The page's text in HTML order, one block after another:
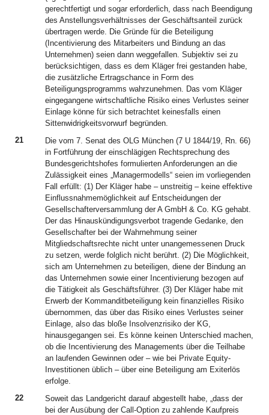
gerechtfertigt und sogar erforderlich, dass nach Beendigung
des Anstellungsverhältnisses der Geschäftsanteil zurück
übertragen werde. Die Gründe für die Beteiligung
(Incentivierung des Mitarbeiters und Bindung an das
Unternehmen) seien dann weggefallen. Subjektiv sei zu
berücksichtigen, dass es dem Kläger frei gestanden habe,
die zusätzliche Ertragschance in Form des
Beteiligungsprogramms wahrzunehmen. Das vom Kläger
eingegangene wirtschaftliche Risiko eines Verlustes seiner
Einlage könne für sich betrachtet keinesfalls einen
Sittenwidrigkeitsvorwurf begründen.
21
Die vom 7. Senat des OLG München (7 U 1844/19, Rn. 66)
in Fortführung der einschlägigen Rechtsprechung des
Bundesgerichtshofes formulierten Anforderungen an die
Zulässigkeit eines „Managermodells“ seien im vorliegenden
Fall erfüllt: (1) Der Kläger habe – unstreitig – keine effektive
Einflussnahmemöglichkeit auf Entscheidungen der
Gesellschafterversammlung der A GmbH & Co. KG gehabt.
Der das Hinauskündigungsverbot tragende Gedanke, den
Gesellschafter bei der Wahrnehmung seiner
Mitgliedschaftsrechte nicht unter unangemessenen Druck
zu setzen, werde folglich nicht berührt. (2) Die Möglichkeit,
sich am Unternehmen zu beteiligen, diene der Bindung an
das Unternehmen sowie einer Incentivierung bezogen auf
die Tätigkeit als Geschäftsführer. (3) Der Kläger habe mit
Erwerb der Kommanditbeteiligung kein finanzielles Risiko
übernommen, das über das Risiko eines Verlustes seiner
Einlage, also das bloße Insolvenzrisiko der KG,
hinausgegangen sei. Es könne keinen Unterschied machen,
ob die Incentivierung des Managements über die Teilhabe
an laufenden Gewinnen oder – wie bei Private Equity-
Investitionen üblich – über eine Beteiligung am Exiterlös
erfolge.
22
Soweit das Landgericht darauf abgestellt habe, „dass der
bei der Ausübung der Call-Option zu zahlende Kaufpreis